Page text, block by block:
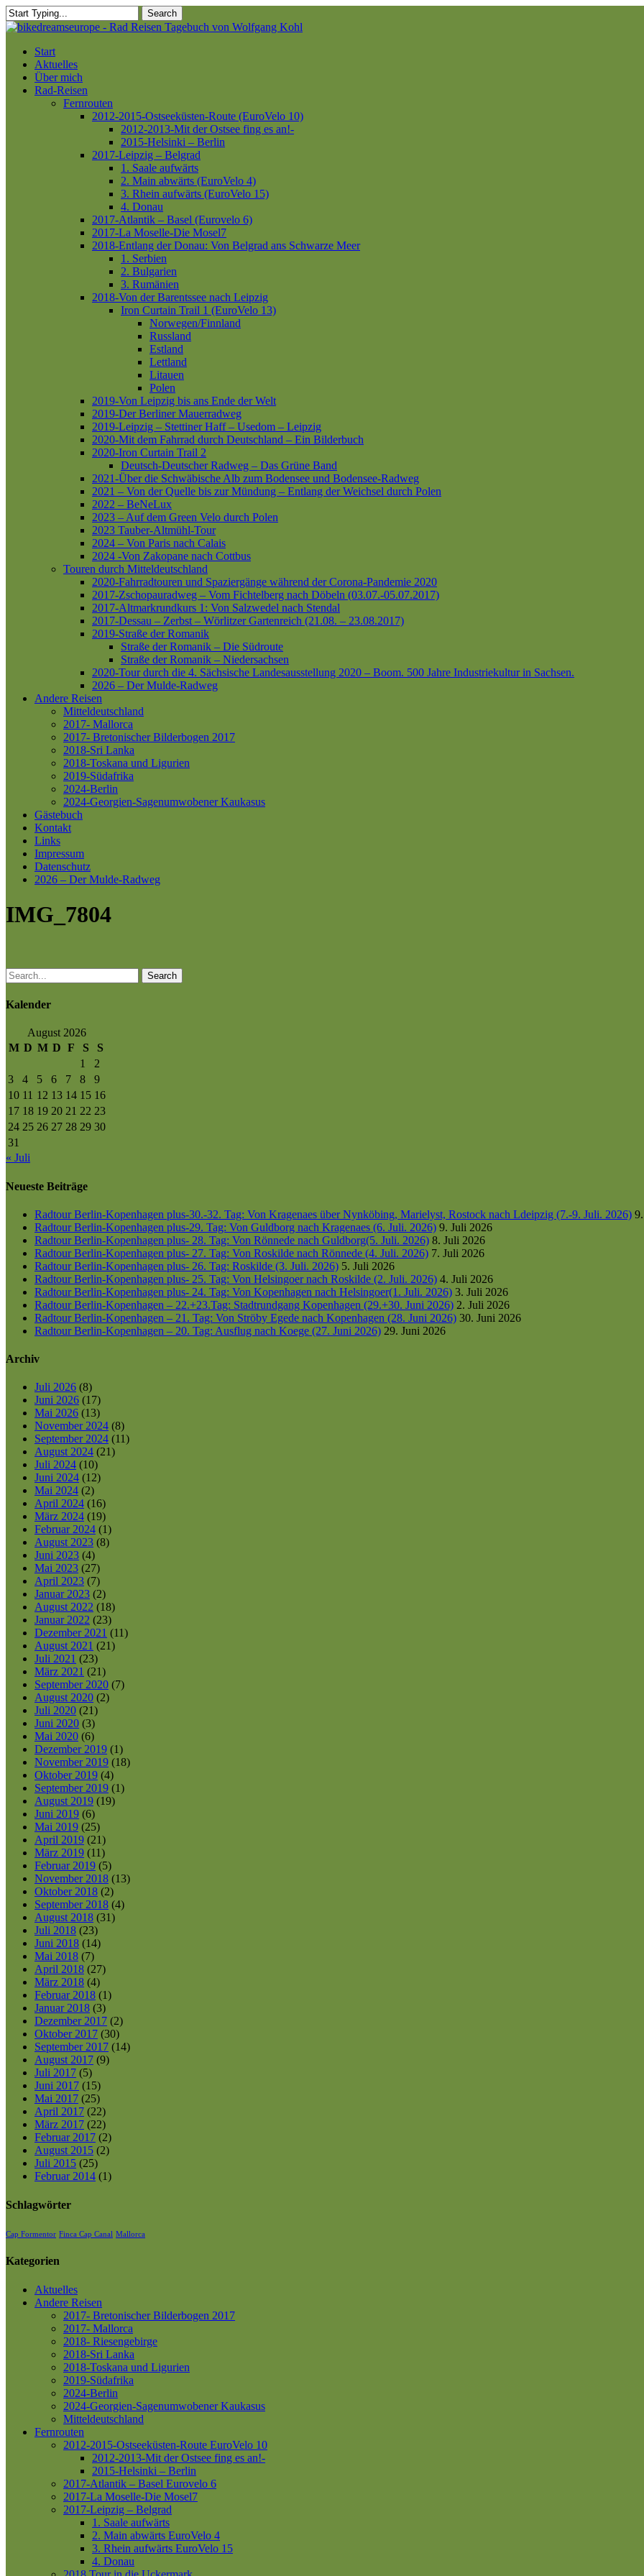
Skip
to
content
Search
Close
Menu
Start
Aktuelles
Über mich
Rad-Reisen
Fernrouten
2012-2015-Ostseeküsten-Route (EuroVelo 10)
2012-2013-Mit der Ostsee fing es an!-
2015-Helsinki – Berlin
2017-Leipzig – Belgrad
1. Saale aufwärts
2. Main abwärts (EuroVelo 4)
3. Rhein aufwärts (EuroVelo 15)
4. Donau
2017-Atlantik – Basel (Eurovelo 6)
2017-La Moselle-Die Mosel7
2018-Entlang der Donau: Von Belgrad ans Schwarze Meer
1. Serbien
2. Bulgarien
3. Rumänien
2018-Von der Barentssee nach Leipzig
Iron Curtain Trail 1 (EuroVelo 13)
Norwegen/Finnland
Russland
Estland
Lettland
Litauen
Polen
2019-Von Leipzig bis ans Ende der Welt
2019-Der Berliner Mauerradweg
2019-Leipzig – Stettiner Haff – Usedom – Leipzig
2020-Mit dem Fahrrad durch Deutschland – Ein Bilderbuch
2020-Iron Curtain Trail 2
Deutsch-Deutscher Radweg – Das Grüne Band
2021-Über die Schwäbische Alb zum Bodensee und Bodensee-Radweg
2021 – Von der Quelle bis zur Mündung – Entlang der Weichsel durch Polen
2022 – BeNeLux
2023 – Auf dem Green Velo durch Polen
2023 Tauber-Altmühl-Tour
2024 – Von Paris nach Calais
2024 -Von Zakopane nach Cottbus
Touren durch Mitteldeutschland
2020-Fahrradtouren und Spaziergänge während der Corona-Pandemie 2020
2017-Zschopauradweg – Vom Fichtelberg nach Döbeln (03.07.-05.07.2017)
2017-Altmarkrundkurs 1: Von Salzwedel nach Stendal
2017-Dessau – Zerbst – Wörlitzer Gartenreich (21.08. – 23.08.2017)
2019-Straße der Romanik
Straße der Romanik – Die Südroute
Straße der Romanik – Niedersachsen
2020-Tour durch die 4. Sächsische Landesausstellung 2020 – Boom. 500 Jahre Industriekultur in Sachsen.
2026 – Der Mulde-Radweg
Andere Reisen
Mitteldeutschland
2017- Mallorca
2017- Bretonischer Bilderbogen 2017
2018-Sri Lanka
2018-Toskana und Ligurien
2019-Südafrika
2024-Berlin
2024-Georgien-Sagenumwobener Kaukasus
Gästebuch
Kontakt
Links
Impressum
Datenschutz
2026 – Der Mulde-Radweg
IMG_7804
Search
Kalender
August 2026
M D M D F S
S
1
2
3
4 5 6 7 8
9
10 11 12 13 14 15 16
17 18 19 20 21 22 23
24 25 26 27 28 29 30
31
« Juli
Neueste Beiträge
Radtour Berlin-Kopenhagen plus-30.-32. Tag: Von Kragenaes über Nynköbing, Marielyst, Rostock nach Ldeipzig (7.-9. Juli. 2026)
Radtour Berlin-Kopenhagen plus-29. Tag: Von Guldborg nach Kragenaes (6. Juli. 2026) 9. Juli 2026
Radtour Berlin-Kopenhagen plus- 28. Tag: Von Rönnede nach Guldborg(5. Juli. 2026) 8. Juli 2026
Radtour Berlin-Kopenhagen plus- 27. Tag: Von Roskilde nach Rönnede (4. Juli. 2026) 7. Juli 2026
Radtour Berlin-Kopenhagen plus- 26. Tag: Roskilde (3. Juli. 2026) 5. Juli 2026
Radtour Berlin-Kopenhagen plus- 25. Tag: Von Helsingoer nach Roskilde (2. Juli. 2026) 4. Juli 2026
Radtour Berlin-Kopenhagen plus- 24. Tag: Von Kopenhagen nach Helsingoer(1. Juli. 2026) 3. Juli 2026
Radtour Berlin-Kopenhagen – 22.+23.Tag: Stadtrundgang Kopenhagen (29.+30. Juni 2026) 2. Juli 2026
Radtour Berlin-Kopenhagen – 21. Tag: Von Ströby Egede nach Kopenhagen (28. Juni 2026) 30. Juni 2026
Radtour Berlin-Kopenhagen – 20. Tag: Ausflug nach Koege (27. Juni 2026) 29. Juni 2026
Archiv
Juli 2026 (8)
Juni 2026 (17)
Mai 2026 (13)
November 2024 (8)
September 2024 (11)
August 2024 (21)
Juli 2024 (10)
Juni 2024 (12)
Mai 2024 (2)
April 2024 (16)
März 2024 (19)
Februar 2024 (1)
August 2023 (8)
Juni 2023 (4)
Mai 2023 (27)
April 2023 (7)
Januar 2023 (2)
August 2022 (18)
Januar 2022 (23)
Dezember 2021 (11)
August 2021 (21)
Juli 2021 (23)
März 2021 (21)
September 2020 (7)
August 2020 (2)
Juli 2020 (21)
Juni 2020 (3)
Mai 2020 (6)
Dezember 2019 (1)
November 2019 (18)
Oktober 2019 (4)
September 2019 (1)
August 2019 (19)
Juni 2019 (6)
Mai 2019 (25)
April 2019 (21)
März 2019 (11)
Februar 2019 (5)
November 2018 (13)
Oktober 2018 (2)
September 2018 (4)
August 2018 (31)
Juli 2018 (23)
Juni 2018 (14)
Mai 2018 (7)
April 2018 (27)
März 2018 (4)
Februar 2018 (1)
Januar 2018 (3)
Dezember 2017 (2)
Oktober 2017 (30)
September 2017 (14)
August 2017 (9)
Juli 2017 (5)
Juni 2017 (15)
Mai 2017 (25)
April 2017 (22)
März 2017 (22)
Februar 2017 (2)
August 2015 (2)
Juli 2015 (25)
Februar 2014 (1)
Schlagwörter
Cap Formentor Finca Cap Canal Mallorca
Kategorien
Aktuelles
Andere Reisen
2017- Bretonischer Bilderbogen 2017
2017- Mallorca
2018- Riesengebirge
2018-Sri Lanka
2018-Toskana und Ligurien
2019-Südafrika
2024-Berlin
2024-Georgien-Sagenumwobener Kaukasus
Mitteldeutschland
Fernrouten
2012-2015-Ostseeküsten-Route EuroVelo 10
2012-2013-Mit der Ostsee fing es an!-
2015-Helsinki – Berlin
2017-Atlantik – Basel Eurovelo 6
2017-La Moselle-Die Mosel7
2017-Leipzig – Belgrad
1. Saale aufwärts
2. Main abwärts EuroVelo 4
3. Rhein aufwärts EuroVelo 15
4. Donau